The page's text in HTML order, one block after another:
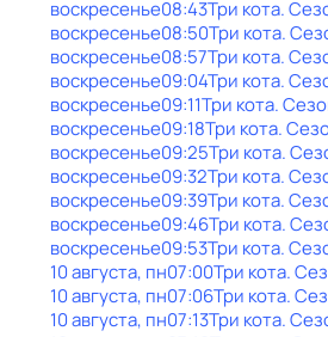
воскресенье08:43Три кота.
воскресенье08:50Три кота.
воскресенье08:57Три кота.
воскресенье09:04Три кота.
воскресенье09:11Три кота.
воскресенье09:18Три кота.
воскресенье09:25Три кота.
воскресенье09:32Три кота.
воскресенье09:39Три кота.
воскресенье09:46Три кота.
воскресенье09:53Три кота.
10 августа, пн07:00Три кота.
10 августа, пн07:06Три кота.
10 августа, пн07:13Три кота.